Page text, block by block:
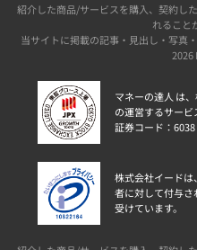
紹介した商品/サービスを購入、契約し
れること
当サイトに掲載の記事・見出し・写真
2026
マネーの達人 は
の運営するサービ
証券コード：6038
株式会社イード
者に対して付与
受けています。